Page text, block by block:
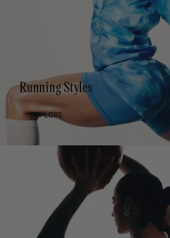
Running Styles
EXPLORE